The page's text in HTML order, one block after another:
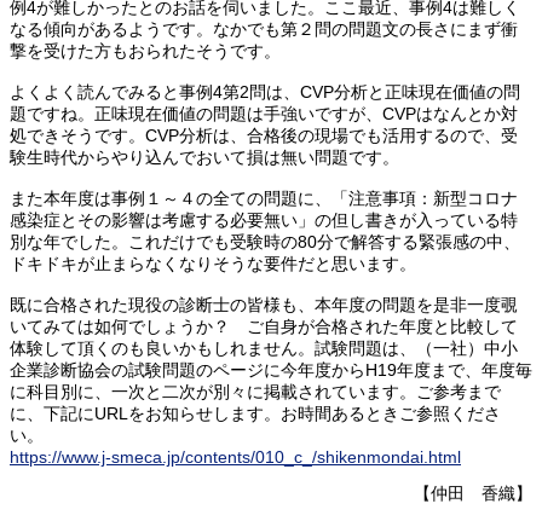
例4が難しかったとのお話を伺いました。ここ最近、事例4は難しく
なる傾向があるようです。なかでも第２問の問題文の長さにまず衝
撃を受けた方もおられたそうです。
よくよく読んでみると事例4第2問は、CVP分析と正味現在価値の問
題ですね。正味現在価値の問題は手強いですが、CVPはなんとか対
処できそうです。CVP分析は、合格後の現場でも活用するので、受
験生時代からやり込んでおいて損は無い問題です。
また本年度は事例１～４の全ての問題に、「注意事項：新型コロナ
感染症とその影響は考慮する必要無い」の但し書きが入っている特
別な年でした。これだけでも受験時の80分で解答する緊張感の中、
ドキドキが止まらなくなりそうな要件だと思います。
既に合格された現役の診断士の皆様も、本年度の問題を是非一度覗
いてみては如何でしょうか？ ご自身が合格された年度と比較して
体験して頂くのも良いかもしれません。試験問題は、（一社）中小
企業診断協会の試験問題のページに今年度からH19年度まで、年度毎
に科目別に、一次と二次が別々に掲載されています。ご参考まで
に、下記にURLをお知らせします。お時間あるときご参照くださ
い。
https://www.j-smeca.jp/contents/010_c_/shikenmondai.html
【仲田 香織】